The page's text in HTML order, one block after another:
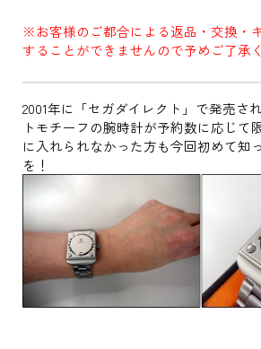
※お客様のご都合による返品・交換・
することができませんので予めご了承
2001年に「セガダイレクト」で発売さ
トモチーフの腕時計が予約数に応じて
に入れられなかった方も今回初めて知
を！